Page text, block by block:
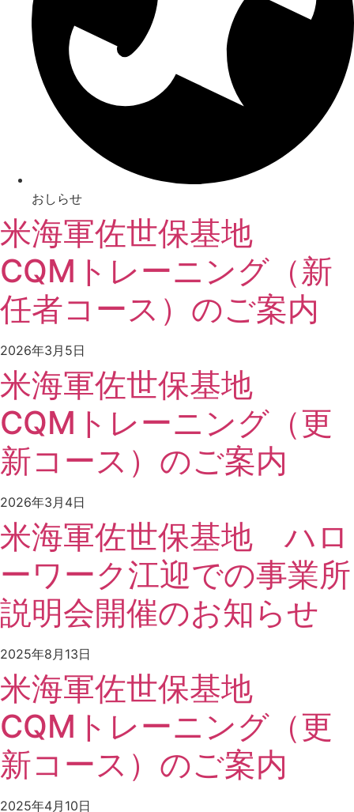
おしらせ
米海軍佐世保基地
CQMトレーニング（新
任者コース）のご案内
2026年3月5日
米海軍佐世保基地
CQMトレーニング（更
新コース）のご案内
2026年3月4日
米海軍佐世保基地 ハロ
ーワーク江迎での事業所
説明会開催のお知らせ
2025年8月13日
米海軍佐世保基地
CQMトレーニング（更
新コース）のご案内
2025年4月10日